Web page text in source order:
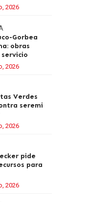
2026
Gorbea
obras
2026
Verdes
seremi
2026
pide
para
2026